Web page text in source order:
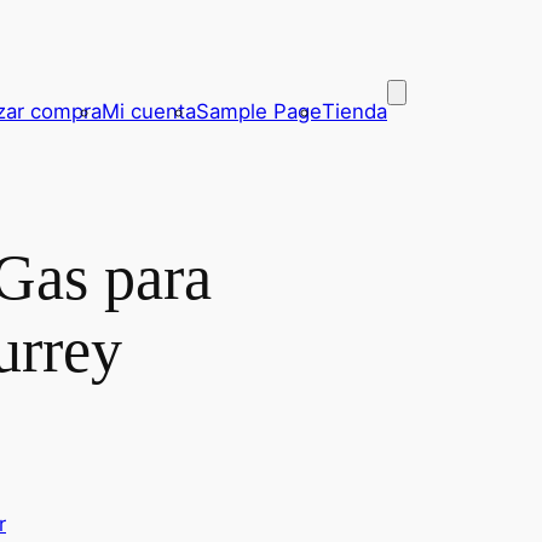
compraMi cuentaSample PageTienda
para